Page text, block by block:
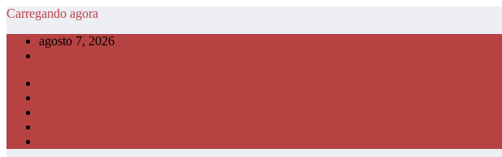
Pular
conteúdo
Carregando agora
agosto 7, 2026